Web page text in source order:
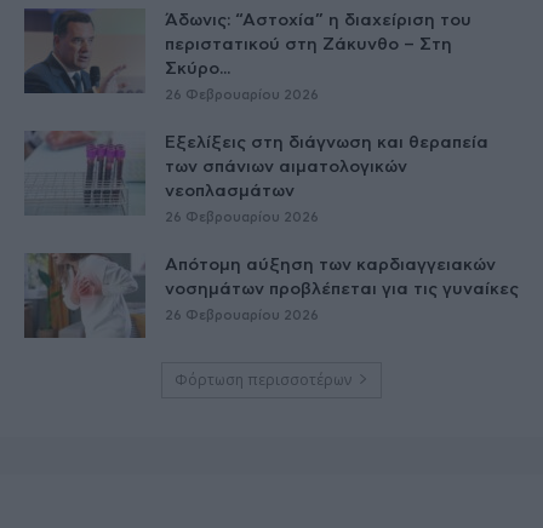
Άδωνις: “Αστοχία” η διαχείριση του
περιστατικού στη Ζάκυνθο – Στη
Σκύρο...
26 Φεβρουαρίου 2026
Εξελίξεις στη διάγνωση και θεραπεία
των σπάνιων αιματολογικών
νεοπλασμάτων
26 Φεβρουαρίου 2026
Απότομη αύξηση των καρδιαγγειακών
νοσημάτων προβλέπεται για τις γυναίκες
26 Φεβρουαρίου 2026
Φόρτωση περισσοτέρων